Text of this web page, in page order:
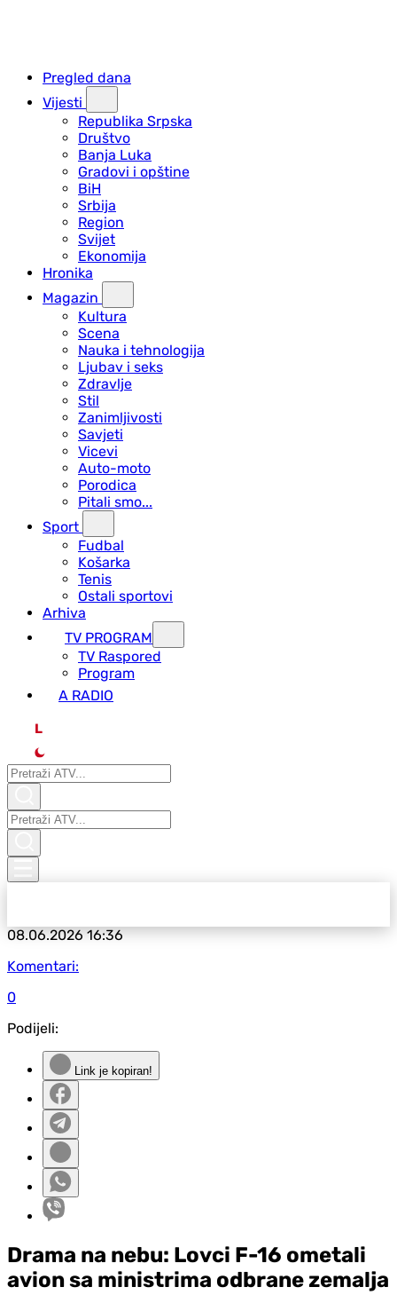
Pregled dana
Vijesti
Republika Srpska
Društvo
Banja Luka
Gradovi i opštine
BiH
Srbija
Region
Svijet
Ekonomija
Hronika
Magazin
Kultura
Scena
Nauka i tehnologija
Ljubav i seks
Zdravlje
Stil
Zanimljivosti
Savjeti
Vicevi
Auto-moto
Porodica
Pitali smo...
Sport
Fudbal
Košarka
Tenis
Ostali sportovi
Arhiva
TV PROGRAM
ТV Raspored
Program
A RADIO
L
08.06.202616:36
Komentari:
0
Podijeli:
Link je kopiran!
Drama na nebu: Lovci F-16 ometali
avion sa ministrima odbrane zemalja